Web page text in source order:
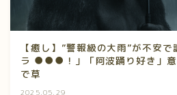
【癒し】”警報級の大雨”が不安
ラ ●●●！」「阿波踊り好き」意
で草
2025.05.29